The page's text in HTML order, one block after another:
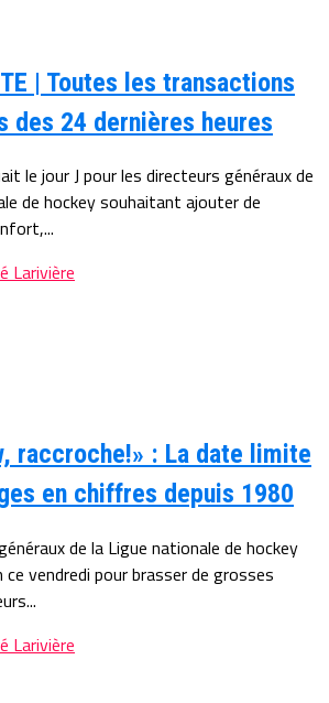
| Toutes les transactions
des 24 dernières heures
le jour J pour les directeurs généraux de
de hockey souhaitant ajouter de
Larivière
raccroche!» : La date limite
en chiffres depuis 1980
de la Ligue nationale de hockey
ce vendredi pour brasser de grosses
Larivière